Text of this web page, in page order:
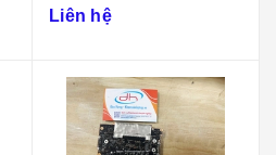
Liên hệ